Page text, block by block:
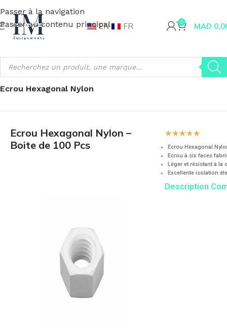
Passer à la navigation
Passer au contenu principal
EN FR 0 MAD
Accueil Visserie et Fixation Ecrou Ecrou Hexagonal
Ecrou Hexagonal Nylon
Ecrou Hexagonal Nylon –
Boite de 100 Pcs
☆☆☆☆☆
Ecrou Hexagonal
Ecrou à six faces
Léger et résistant à la
Excellente isolation
Description